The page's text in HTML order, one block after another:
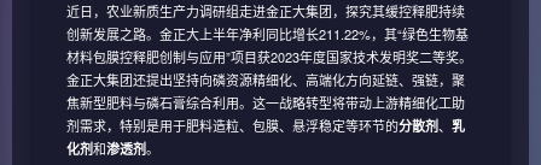
近日，农业新质生产力调研组走进金正大集团，探究其缓控释肥持续
创新发展之路。金正大上半年净利同比增长211.22%，其“绿色生物基
材料包膜控释肥创制与应用”项目获2023年度国家技术发明奖二等奖。
金正大集团还提出坚持向磷资源精细化、高端化方向延链、强链，聚
焦新型肥料与磷石膏综合利用。这一战略转型将带动上游精细化工助
剂需求，特别是用于肥料造粒、包膜、悬浮稳定等环节的分散剂、 乳
化剂和渗透剂。